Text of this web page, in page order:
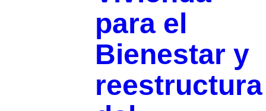
para el
Bienestar y
reestructura